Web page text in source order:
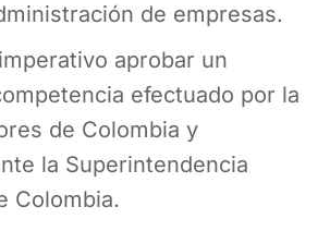
de empresas.
aprobar un
efectuado por la
de Colombia y
la Superintendencia
Colombia​.